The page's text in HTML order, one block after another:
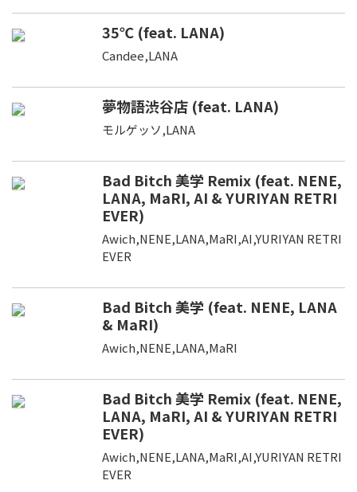
35℃ (feat. LANA)
Candee,LANA
夢物語渋谷店 (feat. LANA)
モルゲッソ,LANA
Bad Bitch 美学 Remix (feat. NENE,
LANA, MaRI, AI & YURIYAN RETRI
EVER)
Awich,NENE,LANA,MaRI,AI,YURIYAN RETRI
EVER
Bad Bitch 美学 (feat. NENE, LANA
& MaRI)
Awich,NENE,LANA,MaRI
Bad Bitch 美学 Remix (feat. NENE,
LANA, MaRI, AI & YURIYAN RETRI
EVER)
Awich,NENE,LANA,MaRI,AI,YURIYAN RETRI
EVER